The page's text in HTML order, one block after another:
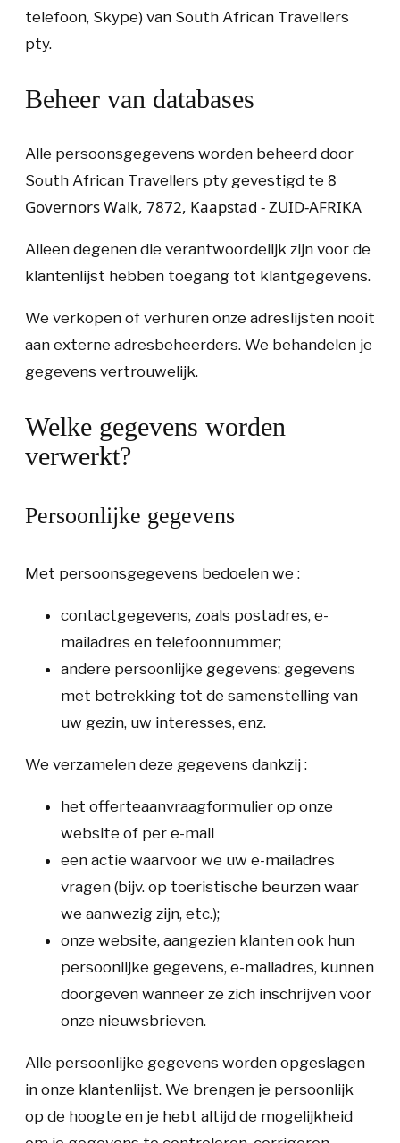
telefoon, Skype) van South African Travellers
pty.
Beheer van databases
Alle persoonsgegevens worden beheerd door
South African Travellers pty gevestigd te 8
Governors Walk, 7872, Kaapstad - ZUID-AFRIKA
Alleen degenen die verantwoordelijk zijn voor de
klantenlijst hebben toegang tot klantgegevens.
We verkopen of verhuren onze adreslijsten nooit
aan externe adresbeheerders. We behandelen je
gegevens vertrouwelijk.
Welke gegevens worden
verwerkt?
Persoonlijke gegevens
Met persoonsgegevens bedoelen we :
contactgegevens, zoals postadres, e-
mailadres en telefoonnummer;
andere persoonlijke gegevens: gegevens
met betrekking tot de samenstelling van
uw gezin, uw interesses, enz.
We verzamelen deze gegevens dankzij :
het offerteaanvraagformulier op onze
website of per e-mail
een actie waarvoor we uw e-mailadres
vragen (bijv. op toeristische beurzen waar
we aanwezig zijn, etc.);
onze website, aangezien klanten ook hun
persoonlijke gegevens, e-mailadres, kunnen
doorgeven wanneer ze zich inschrijven voor
onze nieuwsbrieven.
Alle persoonlijke gegevens worden opgeslagen
in onze klantenlijst. We brengen je persoonlijk
op de hoogte en je hebt altijd de mogelijkheid